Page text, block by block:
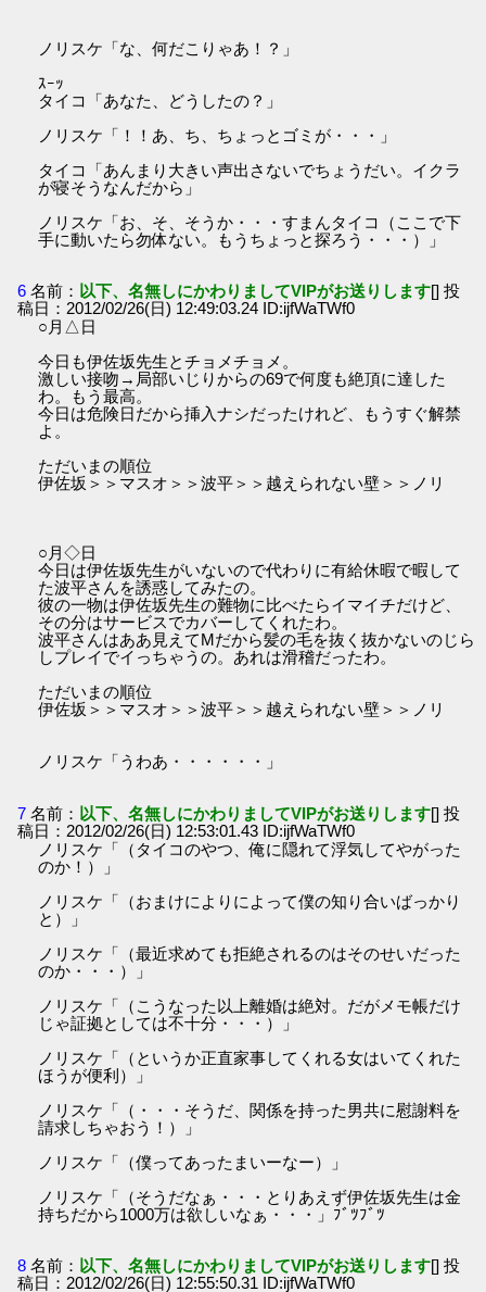
ノリスケ「な、何だこりゃあ！？」
ｽｰｯ
タイコ「あなた、どうしたの？」
ノリスケ「！！あ、ち、ちょっとゴミが・・・」
タイコ「あんまり大きい声出さないでちょうだい。イクラ
が寝そうなんだから」
ノリスケ「お、そ、そうか・・・すまんタイコ（ここで下
手に動いたら勿体ない。もうちょっと探ろう・・・）」
6 名前： 以下、名無しにかわりましてVIPがお送りします[] 投
稿日：2012/02/26(日) 12:49:03.24 ID:ijfWaTWf0
○月△日
今日も伊佐坂先生とチョメチョメ。
激しい接吻→局部いじりからの69で何度も絶頂に達した
わ。もう最高。
今日は危険日だから挿入ナシだったけれど、もうすぐ解禁
よ。
ただいまの順位
伊佐坂＞＞マスオ＞＞波平＞＞越えられない壁＞＞ノリ
○月◇日
今日は伊佐坂先生がいないので代わりに有給休暇で暇して
た波平さんを誘惑してみたの。
彼の一物は伊佐坂先生の難物に比べたらイマイチだけど、
その分はサービスでカバーしてくれたわ。
波平さんはああ見えてMだから髪の毛を抜く抜かないのじら
しプレイでイっちゃうの。あれは滑稽だったわ。
ただいまの順位
伊佐坂＞＞マスオ＞＞波平＞＞越えられない壁＞＞ノリ
ノリスケ「うわあ・・・・・・」
7 名前： 以下、名無しにかわりましてVIPがお送りします[] 投
稿日：2012/02/26(日) 12:53:01.43 ID:ijfWaTWf0
ノリスケ「（タイコのやつ、俺に隠れて浮気してやがった
のか！）」
ノリスケ「（おまけによりによって僕の知り合いばっかり
と）」
ノリスケ「（最近求めても拒絶されるのはそのせいだった
のか・・・）」
ノリスケ「（こうなった以上離婚は絶対。だがメモ帳だけ
じゃ証拠としては不十分・・・）」
ノリスケ「（というか正直家事してくれる女はいてくれた
ほうが便利）」
ノリスケ「（・・・そうだ、関係を持った男共に慰謝料を
請求しちゃおう！）」
ノリスケ「（僕ってあったまいーなー）」
ノリスケ「（そうだなぁ・・・とりあえず伊佐坂先生は金
持ちだから1000万は欲しいなぁ・・・」ﾌﾞﾂﾌﾞﾂ
8 名前： 以下、名無しにかわりましてVIPがお送りします[] 投
稿日：2012/02/26(日) 12:55:50.31 ID:ijfWaTWf0